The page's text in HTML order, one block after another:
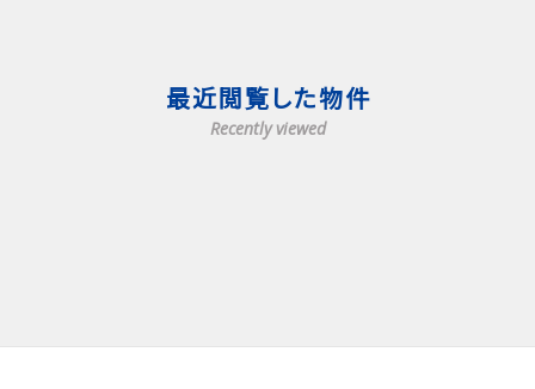
最近閲覧した物件
Recently viewed